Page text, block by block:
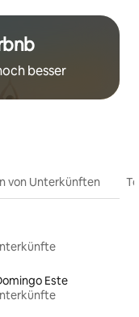
besser
von Unterkünften
Este